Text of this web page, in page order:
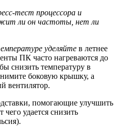
тест процессора и
ли он частоты, нет ли
уделяйте в летнее
ПК часто нагреваются до
снизить температуру в
боковую крышку, а
вентилятор.
помогающие улучшить
чего удается снизить